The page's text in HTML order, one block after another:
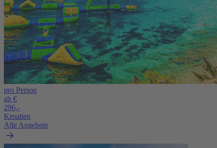
pro Person
ab €
296,-
Kroatien
Alle Angebote